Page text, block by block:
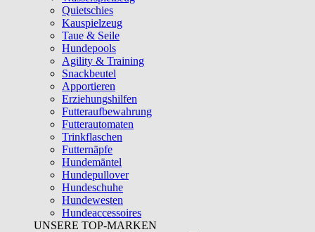
Quietschies
Kauspielzeug
Taue & Seile
Hundepools
Agility & Training
Snackbeutel
Apportieren
Erziehungshilfen
Futteraufbewahrung
Futterautomaten
Trinkflaschen
Futternäpfe
Hundemäntel
Hundepullover
Hundeschuhe
Hundewesten
Hundeaccessoires
UNSERE TOP-MARKEN